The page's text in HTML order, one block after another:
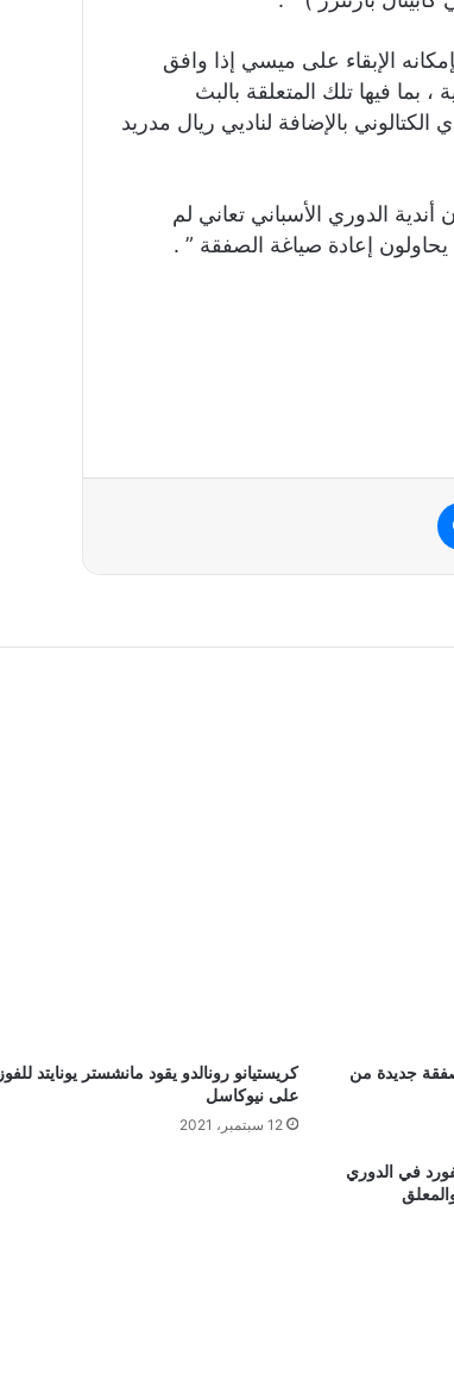
الإبقاء على ميسي إذا وافق
% من حقوقه التجارية ، بما فيها تلك المتعلقة بالبث
مليار يورو إلا أن النادي الكتالوني بالإضافة لناديي ريال مدريد
أندية الدوري الأسباني تعاني لم
يحاولون إعادة صياغة الصفقة ” .
جديدة من
كريستيانو رونالدو يقود مانشستر يونايتد للفوز
على نيوكاسل
12 سبتمبر، 2021
في الدوري